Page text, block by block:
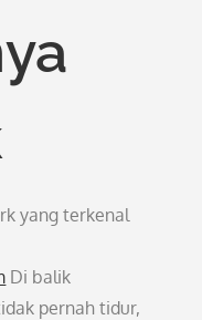
yang terkenal
Di balik
pernah tidur,